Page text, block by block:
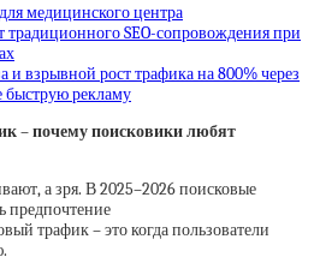
медицинского центра
традиционного SEO-сопровождения при
и взрывной рост трафика на 800% через
быструю рекламу
– почему поисковики любят
а зря. В 2025–2026 поисковые
предпочтение
трафик – это когда пользователи